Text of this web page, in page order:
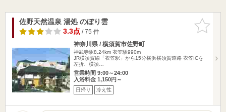
お気に入
りに追加
佐野天然温泉 湯処 のぼり雲
3.3点/ 75 件
神奈川県 / 横須賀市佐野町
神武寺駅8.24km 衣笠駅990m
JR横須賀線「衣笠駅」から15分横浜横須賀道路 衣笠ICを
左折、横須…
営業時間 9:00～24:00
入浴料金 1,150円～
日帰り 冷え性